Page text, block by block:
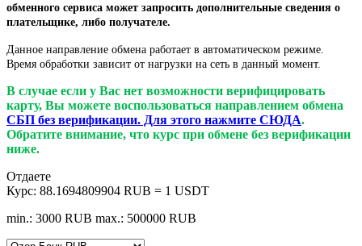
обменного сервиса может запросить дополнительные сведения о
плательщике, либо получателе.
Данное направление обмена работает в автоматическом режиме.
Время обработки зависит от нагрузки на сеть в данный момент.
В случае если у Вас нет возможности верифицировать
карту, Вы можете воспользоваться направлением обмена
СБП без верификации. Для этого нажмите СЮДА.
Обратите внимание, что курс при обмене без верификации
ниже.
Отдаете
Курс: 88.1694809904 RUB = 1 USDT
min.: 3000 RUB max.: 500000 RUB